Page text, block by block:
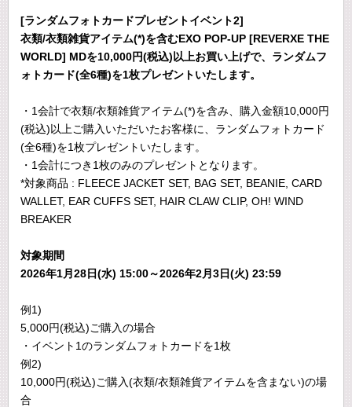
[ランダムフォトカードプレゼントイベント2]
衣類/衣類雑貨アイテム(*)を含むEXO POP-UP [REVERXE THE
WORLD] MDを10,000円(税込)以上お買い上げで、ランダムフ
ォトカード(全6種)を1枚プレゼントいたします。
・1会計で衣類/衣類雑貨アイテム(*)を含み、購入金額10,000円
(税込)以上ご購入いただいたお客様に、ランダムフォトカード
(全6種)を1枚プレゼントいたします。
・1会計につき1枚のみのプレゼントとなります。
*対象商品 : FLEECE JACKET SET, BAG SET, BEANIE, CARD
WALLET, EAR CUFFS SET, HAIR CLAW CLIP, OH! WIND
BREAKER
対象期間
2026年1月28日(水) 15:00～2026年2月3日(火) 23:59
例1)
5,000円(税込)ご購入の場合
・イベント1のランダムフォトカードを1枚
例2)
10,000円(税込)ご購入(衣類/衣類雑貨アイテムを含まない)の場
合